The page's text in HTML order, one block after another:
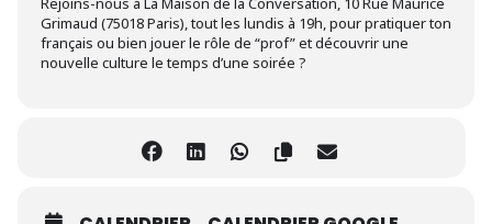
Grimaud (75018 Paris), tout les lundis à 19h, pour pratiquer ton
français ou bien jouer le rôle de “prof” et découvrir une
nouvelle culture le temps d’une soirée ?